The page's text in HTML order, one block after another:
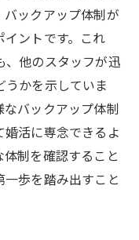
ックアップ体制が
ントです。これ
、他のスタッフが迅
かを示していま
バックアップ体制
活に専念できるよ
制を確認すること
歩を踏み出すこと